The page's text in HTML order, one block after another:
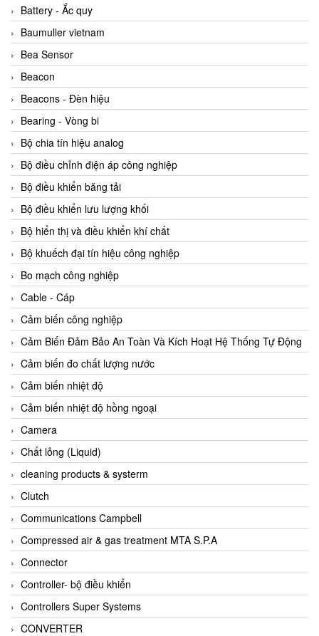
ACCUMAC Vietnam
AccuWeb Vietnam
Acey
ACOEM Vietnam
ADCA Vietnam
ADFweb Vietnam
Adler Vietnam
Ados Vietnam
Advanced Energy Vietnam
Advantech Vietnam
Agate Vietnam
AGR International Vietnam
Aichi Tokei Denki Vietnam
Aii Vietnam
AIKOH
AINUO Vietnam
AIR MAJOR
Aira Euro Automation
Airtac Vietnam
Airtec Vietnam
AI-Tek Vietnam
Akerstroms Viet Nam
AKO Armaturen & Separationstechnik
AKO Armaturen & Separationstechnik Vietnam
AKUSENSE
ALA OFFICINE SPA
Albrecht-Automatik Viet Nam
Allen Bradley Vietnam
Alpha Moisture Vietnam
Battery - Ắc quy
Baumuller vietnam
Bea Sensor
Beacon
Beacons - Đèn hiệu
Bearing - Vòng bi
Bộ chia tín hiệu analog
Bộ điều chỉnh điện áp công nghiệp
Bộ điều khiển băng tải
Bộ điều khiển lưu lượng khối
Bộ hiển thị và điều khiển khí chất
Bộ khuếch đại tín hiệu công nghiệp
Bo mạch công nghiệp
Cable - Cáp
Cảm biến công nghiệp
Cảm Biến Đảm Bảo An Toàn Và Kích Hoạt Hệ Thống Tự Động
Cảm biến đo chất lượng nước
Cảm biến nhiệt độ
Cảm biến nhiệt độ hồng ngoại
Camera
Chất lỏng (Liquid)
cleaning products & systerm
Clutch
Communications Campbell
Compressed air & gas treatment MTA S.P.A
Connector
Controller- bộ điều khiển
Controllers Super Systems
CONVERTER